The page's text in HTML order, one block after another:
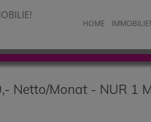
HOME
Netto/Monat - NUR 1